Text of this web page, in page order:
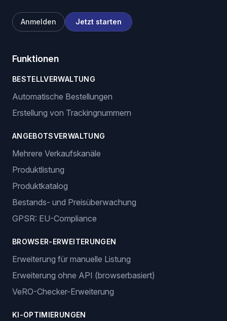
Anmelden Jetzt starten
Funktionen
BESTELLVERWALTUNG
Automatische Bestellungen
Erstellung von Trackingnummern
ANGEBOTSVERWALTUNG
Mehrere Verkaufskanäle
Produktlistung
Produktkatalog
Bestands- und Preisüberwachung
GPSR: EU-Compliance
BROWSER-ERWEITERUNGEN
Erweiterung für manuelle Listung
Erweiterung ohne API (browserbasiert)
VeRO-Checker-Erweiterung
KI-OPTIMIERUNGEN